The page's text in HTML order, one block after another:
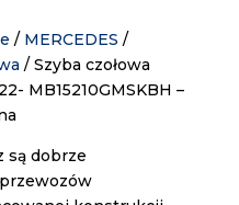
/ MERCEDES /
/ Szyba czołowa
MB15210GMSKBH –
są dobrze